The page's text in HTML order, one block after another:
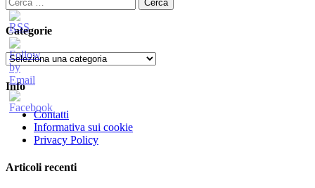
per:
Categorie
Categorie
Info
Contatti
Informativa sui cookie
Privacy Policy
Articoli recenti